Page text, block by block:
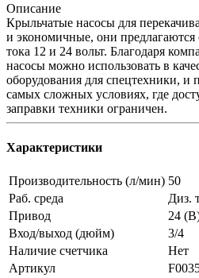
Описание
Крыльчатые насосы для
и экономичные, они предлагаются
тока 12 и 24 вольт. Благодаря
насосы можно использовать в
оборудования для спецтехники, и
самых сложных условиях, где
заправки техники ограничен.
Характеристики
Производительность (л/мин) 50
Раб. среда
Диз.
Привод
24
Вход/выход (дюйм)
3/4
Наличие счетчика
Нет
Артикул